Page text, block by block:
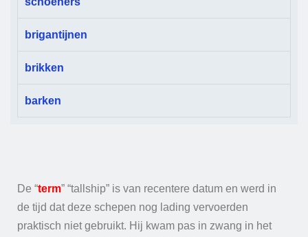
brigantijnen
brikken
barken
De “term” “tallship” is van recentere datum en werd in
de tijd dat deze schepen nog lading vervoerden
praktisch niet gebruikt. Hij kwam pas in zwang in het